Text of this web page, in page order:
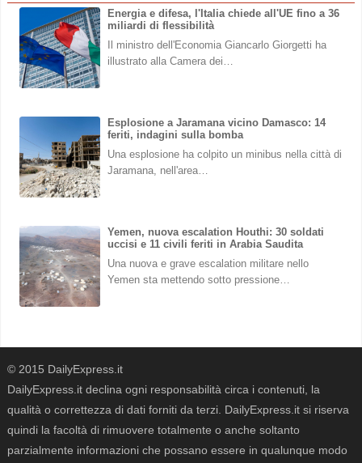
Energia e difesa, l'Italia chiede all'UE fino a 36
miliardi di flessibilità
Il ministro dell'Economia Giancarlo Giorgetti ha
illustrato alla Camera dei…
Esplosione a Jaramana vicino Damasco: 14
feriti, indagini sulla bomba
Una esplosione ha colpito un minibus nella città di
Jaramana, nell'area…
Yemen, nuova escalation Houthi: 30 soldati
uccisi e 11 civili feriti in Arabia Saudita
Una nuova e grave escalation militare nello
Yemen sta mettendo sotto pressione…
© 2015 DailyExpress.it
DailyExpress.it declina ogni responsabilità circa i contenuti, la
qualità o correttezza di dati forniti da terzi. DailyExpress.it si riserva
quindi la facoltà di rimuovere totalmente o anche soltanto
parzialmente informazioni che possano essere in qualunque modo